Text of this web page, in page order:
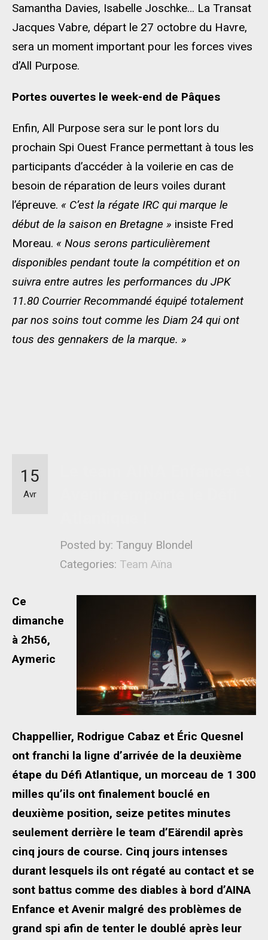
Samantha Davies, Isabelle Joschke… La Transat
Jacques Vabre, départ le 27 octobre du Havre,
sera un moment important pour les forces vives
d’All Purpose.
Portes ouvertes le week-end de Pâques
Enfin, All Purpose sera sur le pont lors du
prochain Spi Ouest France permettant à tous les
participants d’accéder à la voilerie en cas de
besoin de réparation de leurs voiles durant
l’épreuve. « C’est la régate IRC qui marque le
début de la saison en Bretagne » insiste Fred
Moreau. « Nous serons particulièrement
disponibles pendant toute la compétition et on
suivra entre autres les performances du JPK
11.80 Courrier Recommandé équipé totalement
par nos soins tout comme les Diam 24 qui ont
tous des gennakers de la marque. »
Posted by: Tanguy Blondel
Categories: Team Aïna
15
Avr
Ce
dimanche
à 2h56,
Aymeric
Chappellier, Rodrigue Cabaz et Éric Quesnel
ont franchi la ligne d’arrivée de la deuxième
étape du Défi Atlantique, un morceau de 1 300
milles qu’ils ont finalement bouclé en
deuxième position, seize petites minutes
seulement derrière le team d’Eärendil après
cinq jours de course. Cinq jours intenses
durant lesquels ils ont régaté au contact et se
sont battus comme des diables à bord d’AINA
Enfance et Avenir malgré des problèmes de
grand spi afin de tenter le doublé après leur